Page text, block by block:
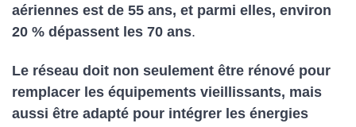
aériennes est de 55 ans, et parmi elles, environ
20 % dépassent les 70 ans.
Le réseau doit non seulement être rénové pour
remplacer les équipements vieillissants, mais
aussi être adapté pour intégrer les énergies